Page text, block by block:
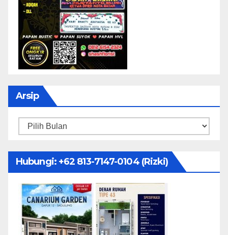
Arsip
Arsip
Hubungi: ‪+62 813-7147-0104‬ (Rizki)